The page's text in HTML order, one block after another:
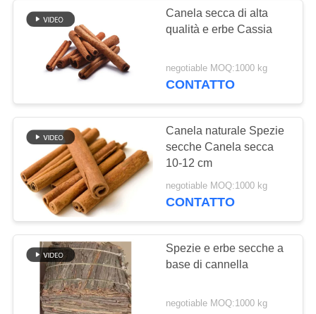
Fiocchi secchi della
Funghi di shiitake
secchi
Canela secca di alta
qualità e erbe Cassia
negotiable MOQ:1000 kg
CONTATTO
Canela naturale Spezie
secche Canela secca
10-12 cm
negotiable MOQ:1000 kg
CONTATTO
Spezie e erbe secche a
base di cannella
negotiable MOQ:1000 kg